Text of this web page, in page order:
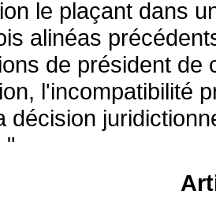
le plaçant dans
alinéas
de président de
l'incompatibilité
décision
"